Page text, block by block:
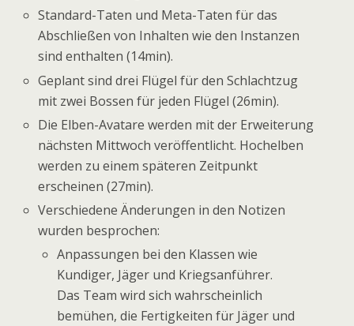
Standard-Taten und Meta-Taten für das
Abschließen von Inhalten wie den Instanzen
sind enthalten (14min).
Geplant sind drei Flügel für den Schlachtzug
mit zwei Bossen für jeden Flügel (26min).
Die Elben-Avatare werden mit der Erweiterung
nächsten Mittwoch veröffentlicht. Hochelben
werden zu einem späteren Zeitpunkt
erscheinen (27min).
Verschiedene Änderungen in den Notizen
wurden besprochen:
Anpassungen bei den Klassen wie
Kundiger, Jäger und Kriegsanführer.
Das Team wird sich wahrscheinlich
bemühen, die Fertigkeiten für Jäger und